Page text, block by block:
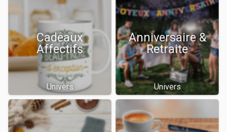
Cadeaux
Affectifs
Univers
Anniversaire &
Retraite
Univers